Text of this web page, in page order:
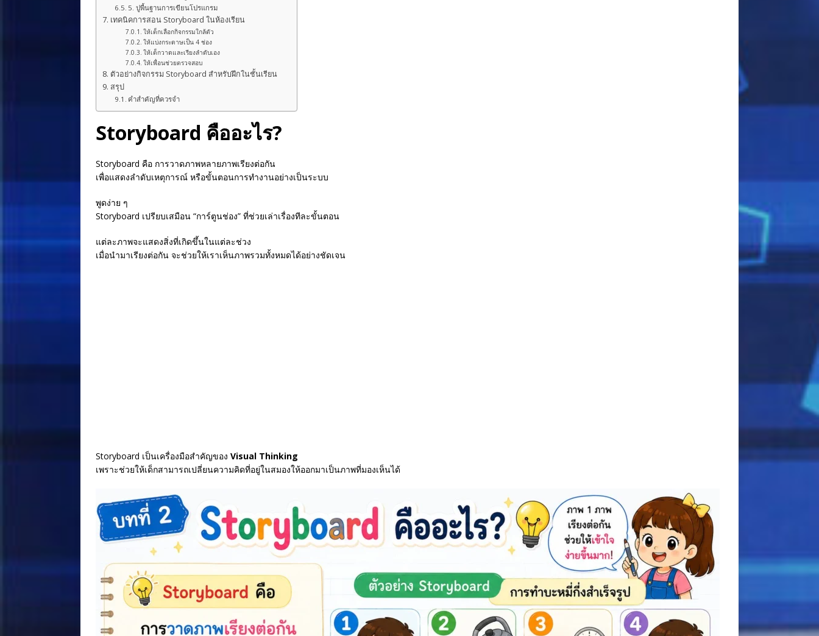
5. ปูพื้นฐานการเขียนโปรแกรม
เทคนิคการสอน Storyboard ในห้องเรียน
ให้เด็กเลือกกิจกรรมใกล้ตัว
ให้แบ่งกระดาษเป็น 4 ช่อง
ให้เด็กวาดและเรียงลำดับเอง
ให้เพื่อนช่วยตรวจสอบ
ตัวอย่างกิจกรรม Storyboard สำหรับฝึกในชั้นเรียน
สรุป
คำสำคัญที่ควรจำ
Storyboard คืออะไร?
Storyboard คือ การวาดภาพหลายภาพเรียงต่อกัน
เพื่อแสดงลำดับเหตุการณ์ หรือขั้นตอนการทำงานอย่างเป็นระบบ
พูดง่าย ๆ
Storyboard เปรียบเสมือน “การ์ตูนช่อง” ที่ช่วยเล่าเรื่องทีละขั้นตอน
แต่ละภาพจะแสดงสิ่งที่เกิดขึ้นในแต่ละช่วง
เมื่อนำมาเรียงต่อกัน จะช่วยให้เราเห็นภาพรวมทั้งหมดได้อย่างชัดเจน
Storyboard เป็นเครื่องมือสำคัญของ Visual Thinking
เพราะช่วยให้เด็กสามารถเปลี่ยนความคิดที่อยู่ในสมองให้ออกมาเป็นภาพที่มองเห็นได้